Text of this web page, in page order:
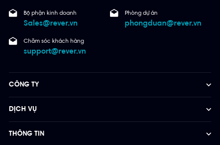
Bộ phận kinh doanh
Sales@rever.vn
Phòng dự án
phongduan@rever.vn
Chăm sóc khách hàng
support@rever.vn
CÔNG TY
DỊCH VỤ
THÔNG TIN